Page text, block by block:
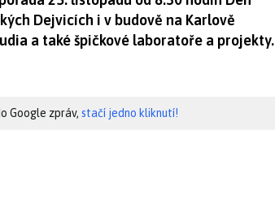
Dejvicích i v budově na Karlově
a také špičkové laboratoře a projekty.
Google zpráv, stačí jedno kliknutí!